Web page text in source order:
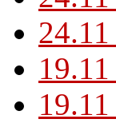
24.11
19.11
19.11